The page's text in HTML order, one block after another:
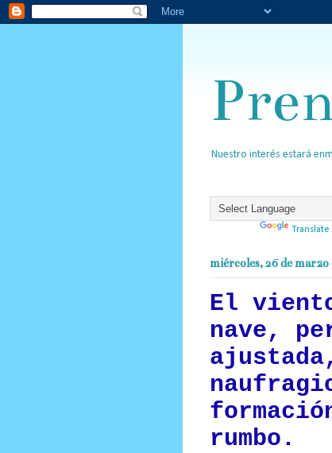
Nuestro interés estará
Translate
miércoles, 26 de marzo
El
nave,
rumbo.